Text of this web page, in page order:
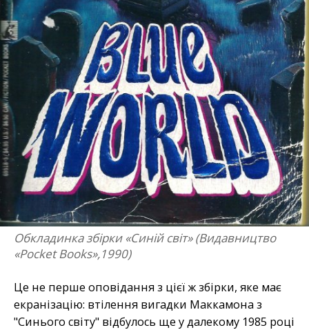
Обкладинка збірки «Синій світ» (Видавництво
«Pocket Books»,1990)
Це не перше оповідання з цієї ж збірки, яке має
екранізацію: втілення вигадки Маккамона з
"Синього світу" відбулось ще у далекому 1985 році